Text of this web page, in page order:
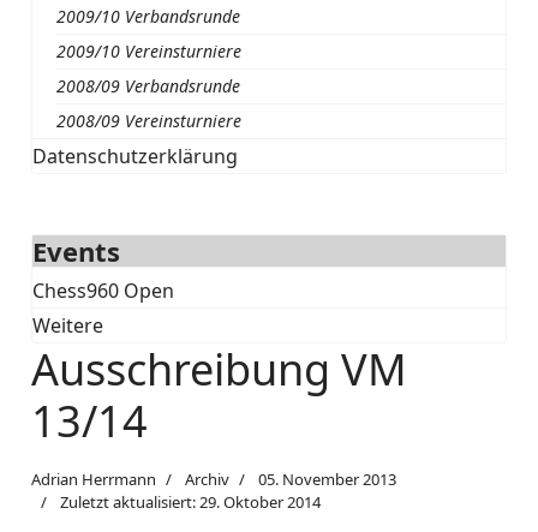
2009/10 Verbandsrunde
2009/10 Vereinsturniere
2008/09 Verbandsrunde
2008/09 Vereinsturniere
Datenschutzerklärung
Events
Chess960 Open
Weitere
Ausschreibung VM
13/14
Adrian Herrmann Archiv
05. November 2013
Zuletzt aktualisiert: 29. Oktober 2014